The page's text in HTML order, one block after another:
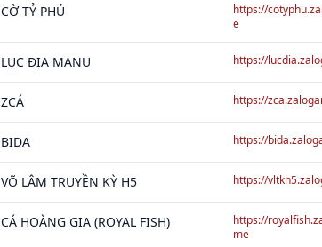
CỜ TỶ PHÚ
https://
e
LỤC ĐỊA MANU https://
ZCÁ https://
BIDA https://
VÕ LÂM TRUYỀN KỲ H5 https://
CÁ HOÀNG GIA (ROYAL FISH)
https://
me